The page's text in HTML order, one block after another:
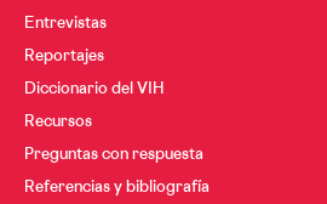
Entrevistas
Reportajes
Diccionario del VIH
Recursos
Preguntas con respuesta
Referencias y bibliografía